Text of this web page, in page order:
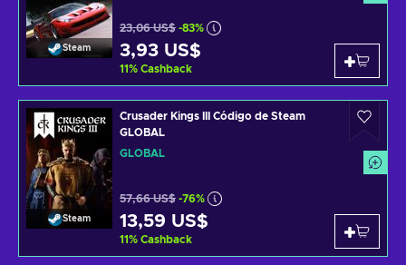
Steam
23,06 US$ -83%
3,93 US$
11% Cashback
Steam
Crusader Kings III Código de Steam
GLOBAL
GLOBAL
57,66 US$ -76%
13,59 US$
11% Cashback